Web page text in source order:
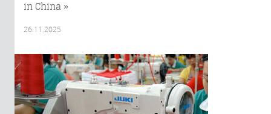
in China »
26.11.2025